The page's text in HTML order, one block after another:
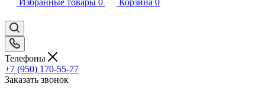
Избранные товары 0 Корзина 0
Телефоны
+7 (950) 170-55-77
Заказать звонок